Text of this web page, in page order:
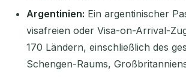
Argentinien: Ein argentinischer
visafreien oder Visa-on-Arrival-
170 Ländern, einschließlich des
Schengen-Raums,